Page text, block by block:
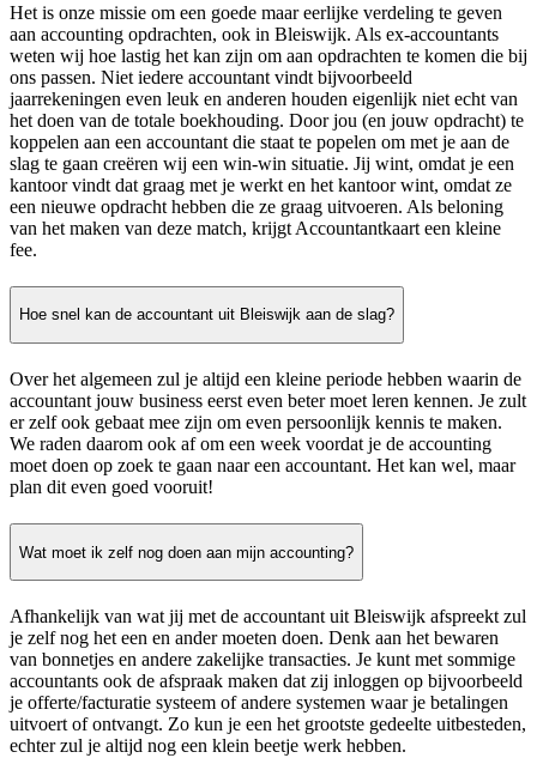
Het is onze missie om een goede maar eerlijke verdeling te geven
aan accounting opdrachten, ook in Bleiswijk. Als ex-accountants
weten wij hoe lastig het kan zijn om aan opdrachten te komen die bij
ons passen. Niet iedere accountant vindt bijvoorbeeld
jaarrekeningen even leuk en anderen houden eigenlijk niet echt van
het doen van de totale boekhouding. Door jou (en jouw opdracht) te
koppelen aan een accountant die staat te popelen om met je aan de
slag te gaan creëren wij een win-win situatie. Jij wint, omdat je een
kantoor vindt dat graag met je werkt en het kantoor wint, omdat ze
een nieuwe opdracht hebben die ze graag uitvoeren. Als beloning
van het maken van deze match, krijgt Accountantkaart een kleine
fee.
Hoe snel kan de accountant uit Bleiswijk aan de slag?
Over het algemeen zul je altijd een kleine periode hebben waarin de
accountant jouw business eerst even beter moet leren kennen. Je zult
er zelf ook gebaat mee zijn om even persoonlijk kennis te maken.
We raden daarom ook af om een week voordat je de accounting
moet doen op zoek te gaan naar een accountant. Het kan wel, maar
plan dit even goed vooruit!
Wat moet ik zelf nog doen aan mijn accounting?
Afhankelijk van wat jij met de accountant uit Bleiswijk afspreekt zul
je zelf nog het een en ander moeten doen. Denk aan het bewaren
van bonnetjes en andere zakelijke transacties. Je kunt met sommige
accountants ook de afspraak maken dat zij inloggen op bijvoorbeeld
je offerte/facturatie systeem of andere systemen waar je betalingen
uitvoert of ontvangt. Zo kun je een het grootste gedeelte uitbesteden,
echter zul je altijd nog een klein beetje werk hebben.